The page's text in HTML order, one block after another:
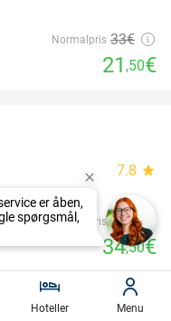
Normalpris 33€
21 ,50€
7.8 star
Normalpris 54€
34,50€
Hoteller Menu